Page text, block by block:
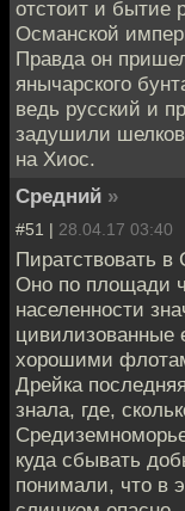
отстоит и бытие
Османской
Правда он
янычарского
ведь русский и
задушили
на Хиос.
Средний »
#51 | 28.04.17 03:40
Пиратствовать
Оно по площади
населенности
цивилизованные
хорошими
Дрейка
знала, где,
куда сбывать
понимали, что в